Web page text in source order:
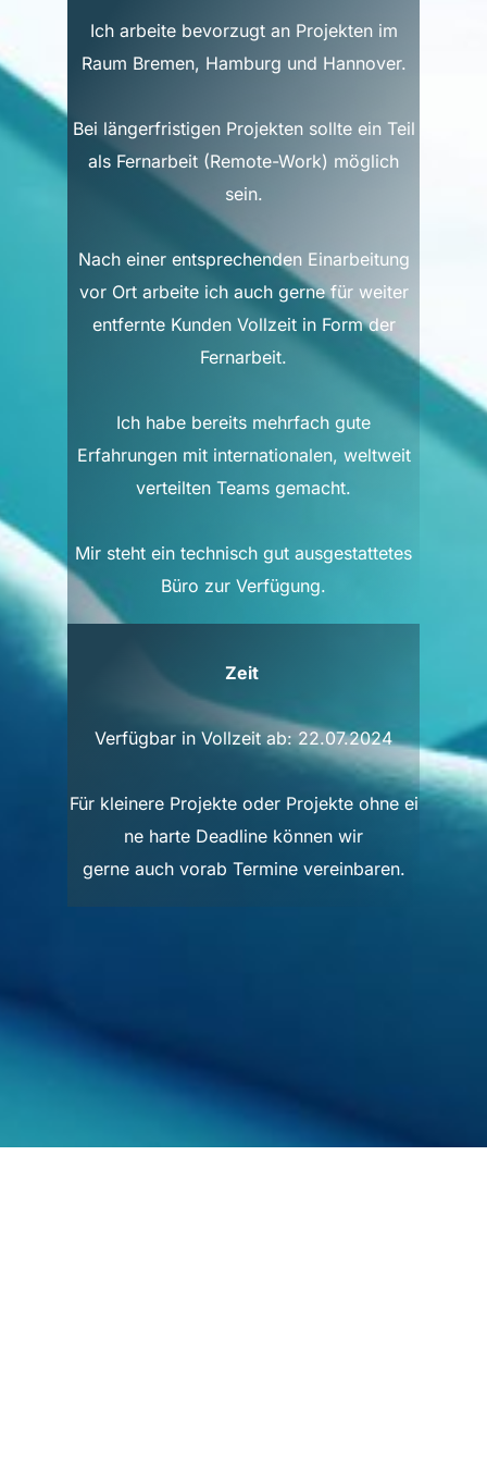
Ich arbeite bevorzugt an Projekten im
Raum Bremen, Hamburg und Hannover.
Bei längerfristigen Projekten sollte ein Teil
als Fernarbeit (Remote-Work) möglich
sein.
Nach einer entsprechenden Einarbeitung
vor Ort arbeite ich auch gerne für weiter
entfernte Kunden Vollzeit in Form der
Fernarbeit.
Ich habe bereits mehrfach gute
Erfahrungen mit internationalen, weltweit
verteilten Teams gemacht.
Mir steht ein technisch gut ausgestattetes
Büro zur Verfügung.
Zeit
Verfügbar in Vollzeit ab: 22.07.2024
Für kleinere Projekte oder Projekte ohne ei
ne harte Deadline können wir
gerne auch vorab Termine vereinbaren.